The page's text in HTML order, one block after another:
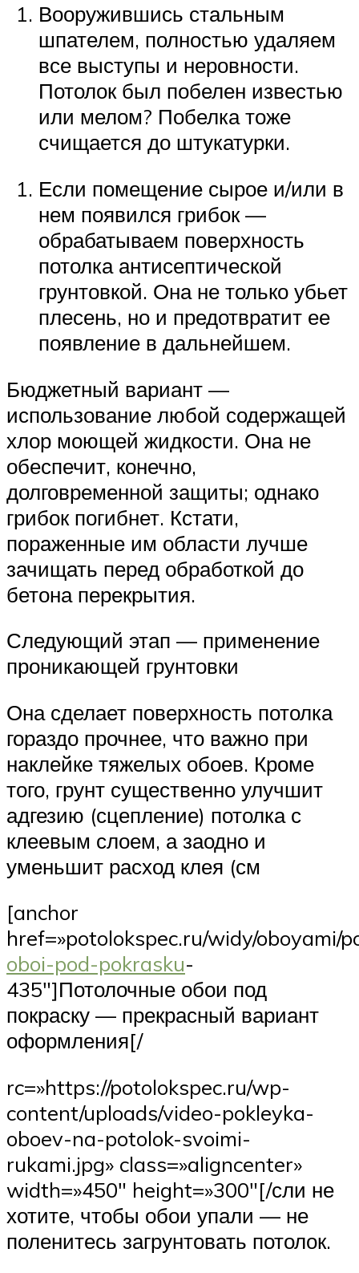
Вооружившись стальным
шпателем, полностью удаляем
все выступы и неровности.
Потолок был побелен известью
или мелом? Побелка тоже
счищается до штукатурки.
Если помещение сырое и/или в
нем появился грибок —
обрабатываем поверхность
потолка антисептической
грунтовкой. Она не только убьет
плесень, но и предотвратит ее
появление в дальнейшем.
Бюджетный вариант —
использование любой содержащей
хлор моющей жидкости. Она не
обеспечит, конечно,
долговременной защиты; однако
грибок погибнет. Кстати,
пораженные им области лучше
зачищать перед обработкой до
бетона перекрытия.
Следующий этап — применение
проникающей грунтовки
Она сделает поверхность потолка
гораздо прочнее, что важно при
наклейке тяжелых обоев. Кроме
того, грунт существенно улучшит
адгезию (сцепление) потолка с
клеевым слоем, а заодно и
уменьшит расход клея (см
[anchor
href=»potolokspec.ru/widy/oboyami/
oboi-pod-pokrasku-
435″]Потолочные обои под
покраску — прекрасный вариант
оформления[/
rc=»https://potolokspec.ru/wp-
content/uploads/video-pokleyka-
oboev-na-potolok-svoimi-
rukami.jpg» class=»aligncenter»
width=»450″ height=»300″[/сли не
хотите, чтобы обои упали — не
поленитесь загрунтовать потолок.